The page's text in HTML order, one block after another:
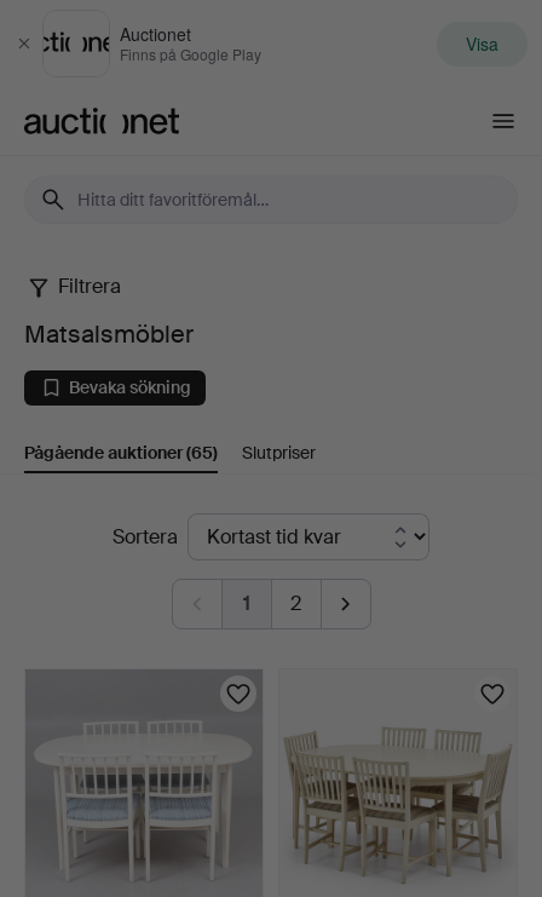
Stäng
Auctionet
Finns på Google Play Visa
Matsalsmöbler
Filtrera
Matsalsmöbler
Bevaka sökning
Pågående auktioner(65) Slutpriser
PågåendeSortera
1 2